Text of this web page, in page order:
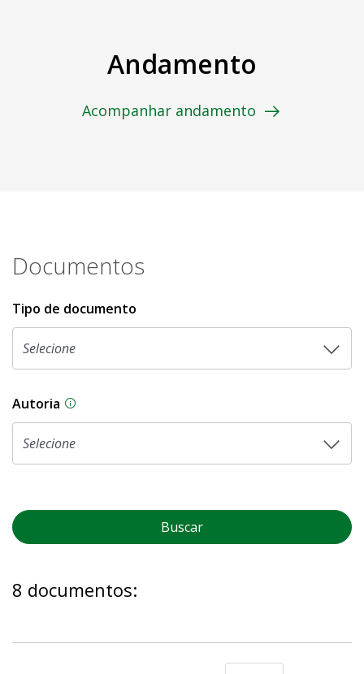
Andamento
Acompanhar andamento
Documentos
Tipo de documento
Autoria As proposições legislativas na CLDF podem
Buscar
8 documentos: